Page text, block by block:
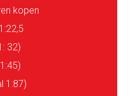
kopen
32)
1:87)